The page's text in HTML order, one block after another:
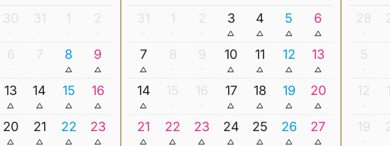
30 31 1 2
6 7 8 9
13 14 15 16
20 21 22 23
31 1 2 3 4 5 6
7 8 9 10 11 12 13
14 15 16 17 18 19 20
21 22 23 24 25 26 27
28
5
12
19